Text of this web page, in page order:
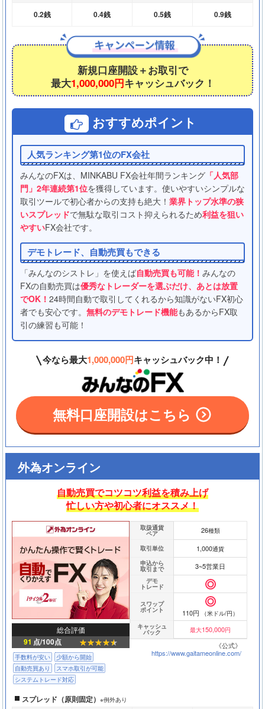
0.2銭 0.4銭 0.5銭 0.9銭
新規口座開設＋お取引で
最大1,000,000円キャッシュバック！
おすすめポイント
人気ランキング第1位のFX会社
みんなのFXは、MINKABU FX会社年間ランキング 「人気部
門」2年連続第1位を獲得しています。使いやすいシンプルな
取引ツールで初心者からの支持も絶大！ 業界トップ水準の狭
いスプレッドで無駄な取引コスト抑えられるため利益を狙い
やすいFX会社です。
デモトレード、自動売買もできる
「みんなのシストレ」を使えば自動売買も可能！ みんなの
FXの自動売買は優秀なトレーダーを選ぶだけ、あとは放置
でOK！ 24時間自動で取引してくれるから知識がないFX初心
者でも安心です。 無料のデモトレード機能もあるからFX取
引の練習も可能！
今なら最大1,000,000円キャッシュバック中！
無料口座開設はこちら
外為オンライン
自動売買でコツコツ利益を積み上げ
忙しい方や初心者にオススメ！
総合評価
91 点/100点
手数料が安い
少額から開始
自動売買あり
スマホ取引が可能
システムトレード対応
取扱通貨
ペア 26種類
取引単位 1,000通貨
申込から
取引まで 3~5営業日
デモ
トレード
スワップ
ポイント 110円
（米ドル/円）
キャッシュ
バック 最大150,000円
《公式》
https://www.gaitameonline.com/
スプレッド（原則固定） ※例外あり